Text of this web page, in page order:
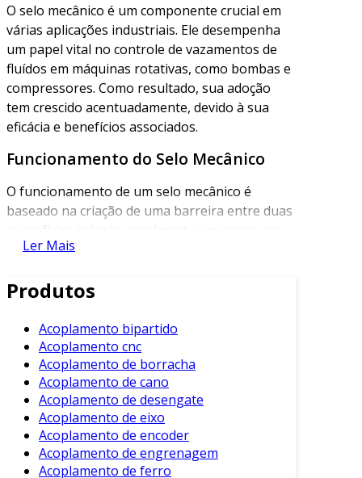
O selo mecânico é um componente crucial em
várias aplicações industriais. Ele desempenha
um papel vital no controle de vazamentos de
fluídos em máquinas rotativas, como bombas e
compressores. Como resultado, sua adoção
tem crescido acentuadamente, devido à sua
eficácia e benefícios associados.
Funcionamento do Selo Mecânico
O funcionamento de um selo mecânico é
baseado na criação de uma barreira entre duas
superfícies móveis, geralmente um eixo e um
invólucro. Essa barreira impede a passagem de
externo de contaminações e garantindo
Os componentes principais do selo incluem
duas superfícies de vedação, uma mola de
compressão e a carcaça que mantém tudo no
lugar. Essas partes trabalham em conjunto
para garantir que o selo funcione de maneira
eficaz, mesmo em condições extremas.
Tipos de Selo Mecânico
Ler Mais
Produtos
Acoplamento bipartido
Acoplamento cnc
Acoplamento de borracha
Acoplamento de cano
Acoplamento de desengate
Acoplamento de eixo
Acoplamento de encoder
Acoplamento de engrenagem
Acoplamento de ferro